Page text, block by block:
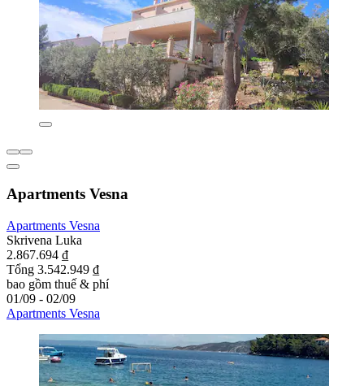
Apartments Vesna
Apartments Vesna
Skrivena Luka
2.867.694 ₫
Tổng 3.542.949 ₫
bao gồm thuế & phí
01/09 - 02/09
Apartments Vesna